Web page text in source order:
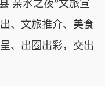
亲水之夜”文旅宣
、文旅推介、美食
、出圈出彩，交出